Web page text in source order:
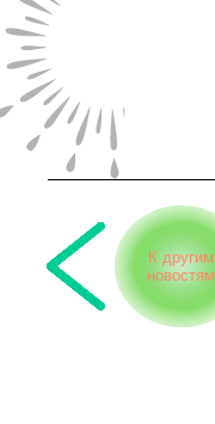
К другим
новостям